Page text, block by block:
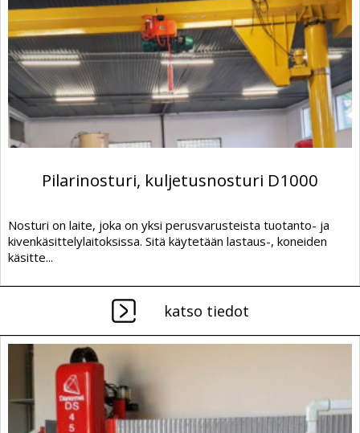
Pilarinosturi, kuljetusnosturi D1000
Nosturi on laite, joka on yksi perusvarusteista tuotanto- ja
kivenkäsittelylaitoksissa. Sitä käytetään lastaus-, koneiden
käsitte...
katso tiedot